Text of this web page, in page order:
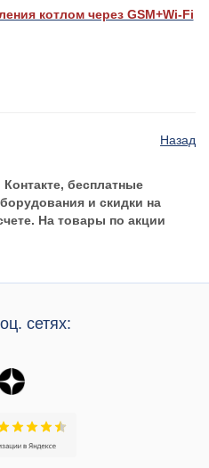
котлом через GSM+Wi-Fi
Назад
бесплатные
и скидки на
На товары по акции
сетях: